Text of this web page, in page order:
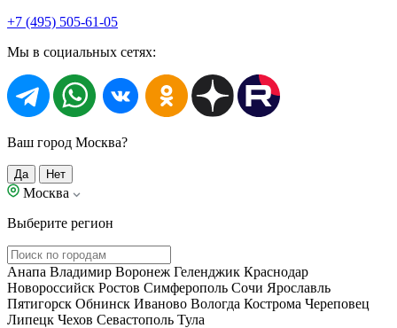
+7 (495) 505-61-05
Мы в социальных сетях:
Ваш город Москва?
Да Нет
Москва
Выберите регион
Анапа Владимир Воронеж Геленджик Краснодар
Новороссийск Ростов Симферополь Сочи Ярославль
Пятигорск Обнинск Иваново Вологда Кострома Череповец
Липецк Чехов Севастополь Тула